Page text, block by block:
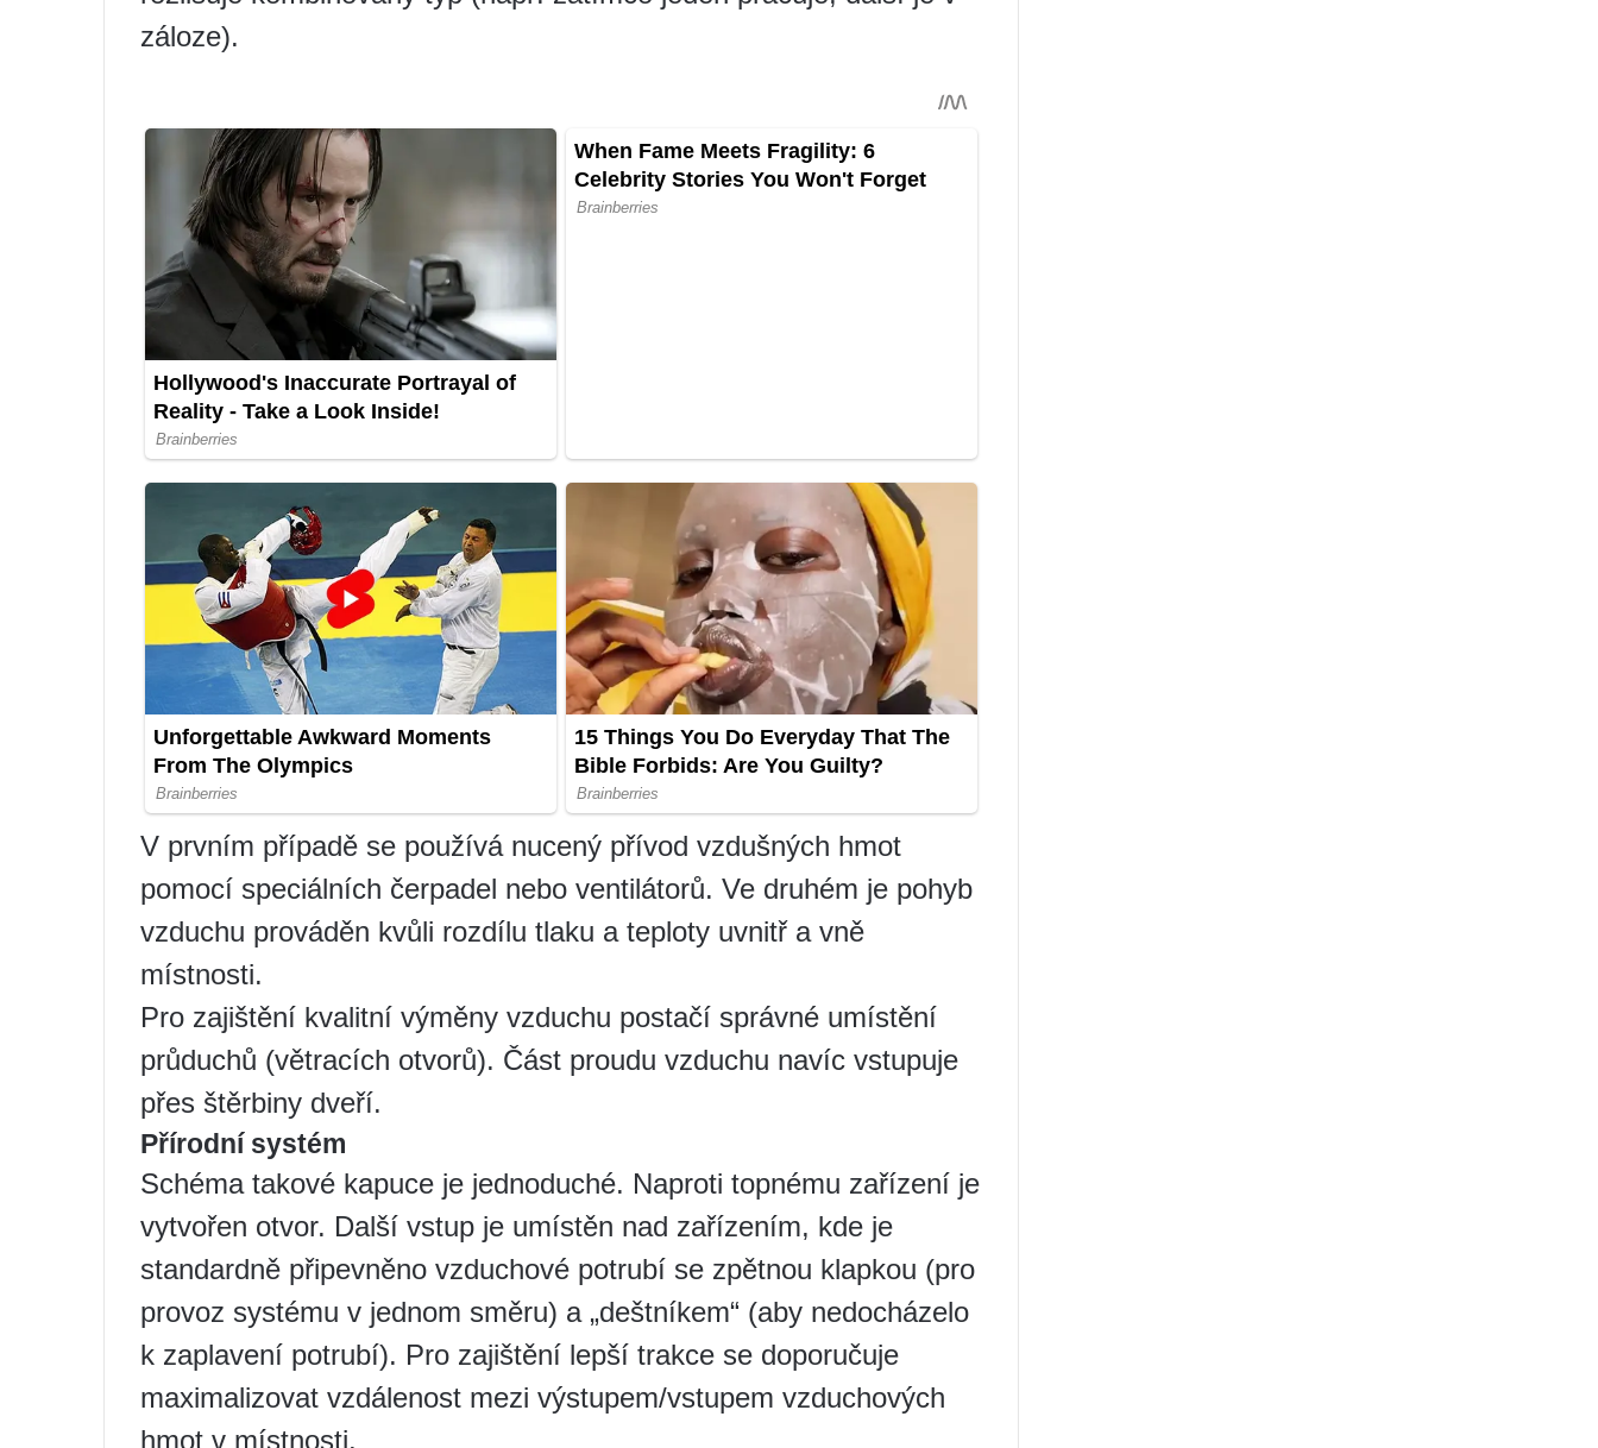
záloze).
V prvním případě se používá nucený přívod vzdušných hmot
pomocí speciálních čerpadel nebo ventilátorů. Ve druhém je pohyb
vzduchu prováděn kvůli rozdílu tlaku a teploty uvnitř a vně
místnosti.
Pro zajištění kvalitní výměny vzduchu postačí správné umístění
průduchů (větracích otvorů). Část proudu vzduchu navíc vstupuje
přes štěrbiny dveří.
Přírodní systém
Schéma takové kapuce je jednoduché. Naproti topnému zařízení je
vytvořen otvor. Další vstup je umístěn nad zařízením, kde je
standardně připevněno vzduchové potrubí se zpětnou klapkou (pro
provoz systému v jednom směru) a „deštníkem“ (aby nedocházelo
k zaplavení potrubí). Pro zajištění lepší trakce se doporučuje
maximalizovat vzdálenost mezi výstupem/vstupem vzduchových
hmot v místnosti.